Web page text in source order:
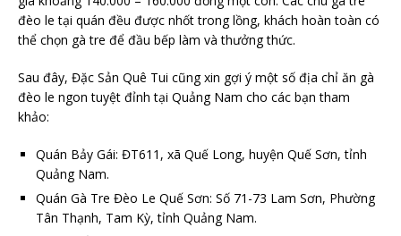
đèo le tại quán đều được nhốt trong lồng, khách hoàn toàn có
thể chọn gà tre để đầu bếp làm và thưởng thức.
Sau đây, Đặc Sản Quê Tui cũng xin gợi ý một số địa chỉ ăn gà
đèo le ngon tuyệt đỉnh tại Quảng Nam cho các bạn tham
khảo:
Quán Bảy Gái: ĐT611, xã Quế Long, huyện Quế Sơn, tỉnh
Quảng Nam.
Quán Gà Tre Đèo Le Quế Sơn: Số 71-73 Lam Sơn, Phường
Tân Thạnh, Tam Kỳ, tỉnh Quảng Nam.